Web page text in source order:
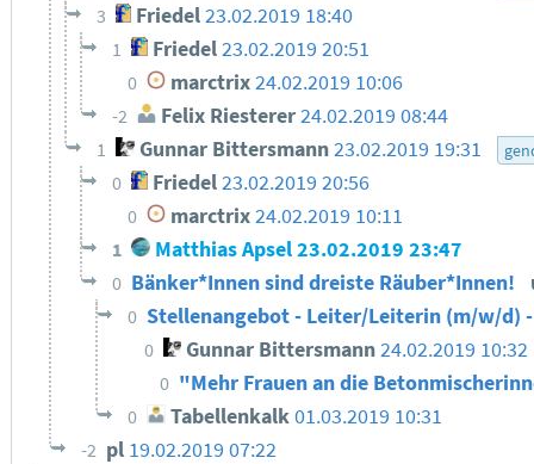
3 Friedel23.02.2019 18:40
1 Friedel 23.02.2019 20:51
0 marctrix24.02.2019 10:06
-2 Felix Riesterer24.02.2019 08:44
1 Gunnar Bittersmann23.02.2019 19:31
0 Friedel 23.02.2019 20:56
0 marctrix24.02.2019 10:11
1 Matthias Apsel23.02.2019 23:47
0 Bänker*Innen sind dreiste Räuber*Innen!
0 Stellenangebot - Leiter/Leiterin (m/w/
0 Gunnar Bittersmann24.02.2019 10:32
0 "Mehr Frauen an die
0 Tabellenkalk01.03.2019 10:31
-2 pl 19.02.2019 07:22